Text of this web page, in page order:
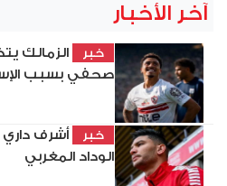
آخر الأخبار
خبر
الزمالك
صحفي بسبب
خبر
أشرف
الوداد المغربي